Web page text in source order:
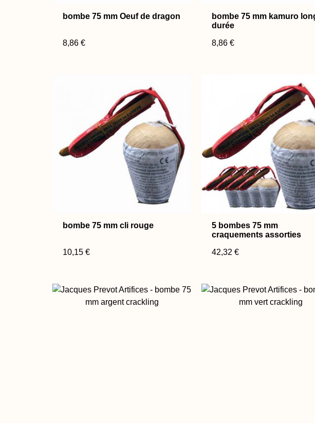
bombe 75 mm Oeuf de dragon
8,86 €
bombe 75 mm kamuro
durée
8,86 €
bombe 75 mm cli rouge
10,15 €
5 bombes 75 mm
craquements assorties
42,32 €